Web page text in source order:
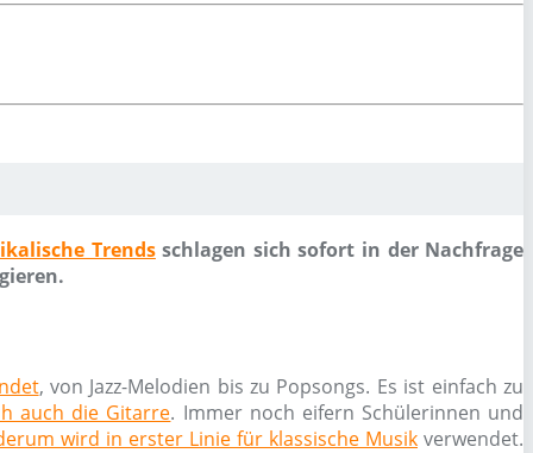
Trendsschlagen sich sofort in der Nachfrage
, von Jazz-Melodien bis zu Popsongs. Es ist einfach zu
auch die Gitarre. Immer noch eifern Schülerinnen und
wird in erster Linie für klassische Musik verwendet.